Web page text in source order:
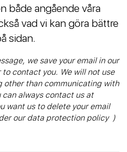
både angående våra
vad vi kan göra bättre
sidan.
we save your email in our
contact you. We will not use
other than communicating with
can always contact us at
want us to delete your email
ourdata protection policy)